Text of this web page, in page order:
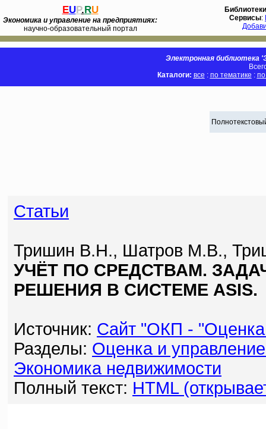
EUP.RU
Экономика и управление на предприятиях:
научно-образовательный портал
Библиотеки
Сервисы:
Электронная библиотека
Каталоги: все : по тематике :
Статьи
Тришин В.Н., Шатров М.В.,
УЧЁТ ПО СРЕДСТВАМ.
РЕШЕНИЯ В СИСТЕМЕ ASIS.
Источник: Сайт "ОКП - "Оценка
Разделы: Оценка и
Экономика недвижимости
Полный текст: HTML